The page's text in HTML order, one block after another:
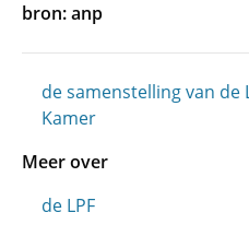
bron: anp
de samenstelling van de
Kamer
Meer over
de LPF